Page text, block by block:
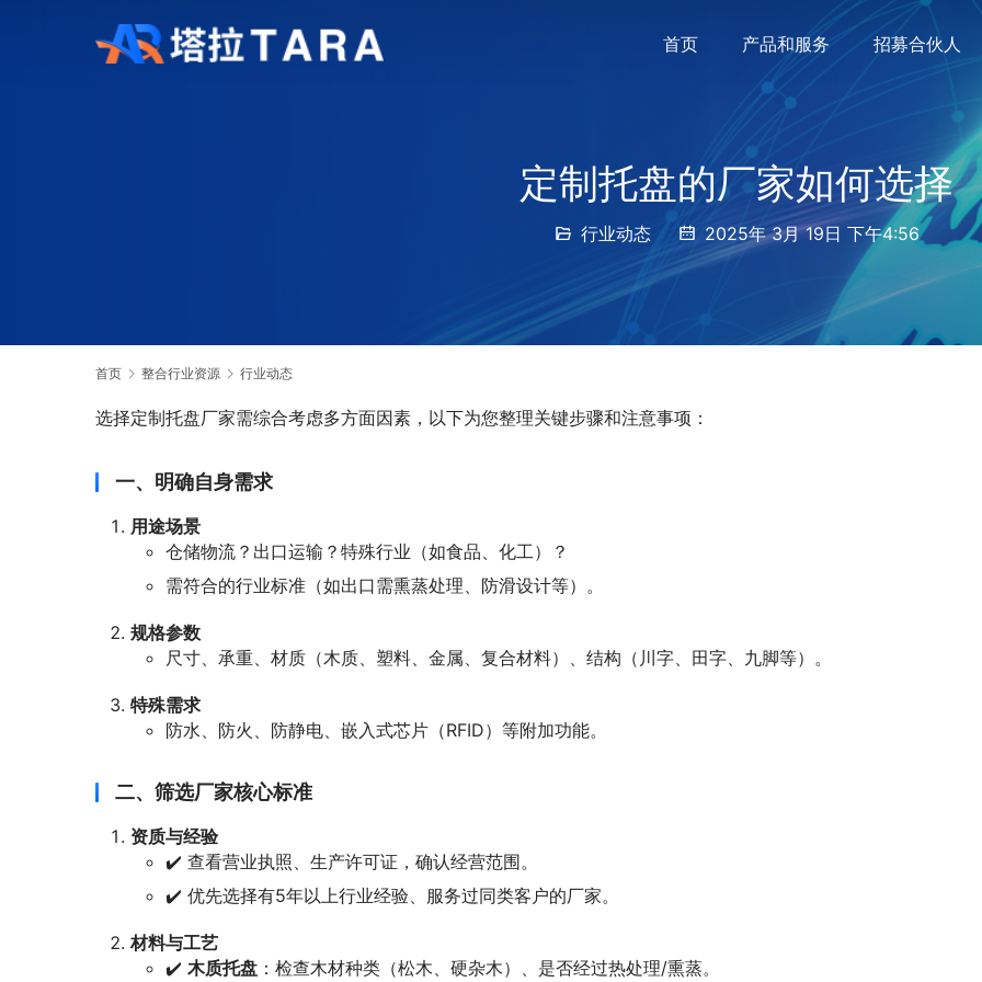
首页 产品和服务 招募合伙人
定制托盘的厂家如何选择
行业动态 2025年 3月 19日 下午4:56
首页 整合行业资源 行业动态
选择定制托盘厂家需综合考虑多方面因素，以下为您整理关键步骤和注意事项：
一、明确自身需求
用途场景
仓储物流？出口运输？特殊行业（如食品、化工）？
需符合的行业标准（如出口需熏蒸处理、防滑设计等）。
规格参数
尺寸、承重、材质（木质、塑料、金属、复合材料）、结构（川字、田字、九脚等）。
特殊需求
防水、防火、防静电、嵌入式芯片（RFID）等附加功能。
二、筛选厂家核心标准
资质与经验
✔️ 查看营业执照、生产许可证，确认经营范围。
✔️ 优先选择有5年以上行业经验、服务过同类客户的厂家。
材料与工艺
✔️ 木质托盘 ：检查木材种类（松木、硬杂木）、是否经过热处理/熏蒸。